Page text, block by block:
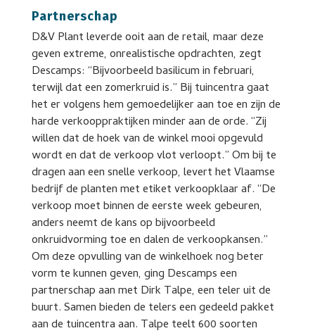
Partnerschap
D&V Plant leverde ooit aan de retail, maar deze
geven extreme, onrealistische opdrachten, zegt
Descamps: “Bijvoorbeeld basilicum in februari,
terwijl dat een zomerkruid is.” Bij tuincentra gaat
het er volgens hem gemoedelijker aan toe en zijn de
harde verkooppraktijken minder aan de orde. “Zij
willen dat de hoek van de winkel mooi opgevuld
wordt en dat de verkoop vlot verloopt.” Om bij te
dragen aan een snelle verkoop, levert het Vlaamse
bedrijf de planten met etiket verkoopklaar af. “De
verkoop moet binnen de eerste week gebeuren,
anders neemt de kans op bijvoorbeeld
onkruidvorming toe en dalen de verkoopkansen.”
Om deze opvulling van de winkelhoek nog beter
vorm te kunnen geven, ging Descamps een
partnerschap aan met Dirk Talpe, een teler uit de
buurt. Samen bieden de telers een gedeeld pakket
aan de tuincentra aan. Talpe teelt 600 soorten